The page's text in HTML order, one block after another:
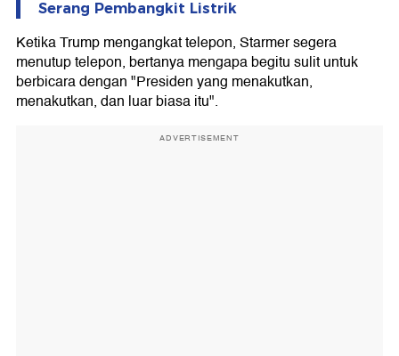
Serang Pembangkit Listrik
Ketika Trump mengangkat telepon, Starmer segera
menutup telepon, bertanya mengapa begitu sulit untuk
berbicara dengan "Presiden yang menakutkan,
menakutkan, dan luar biasa itu".
ADVERTISEMENT